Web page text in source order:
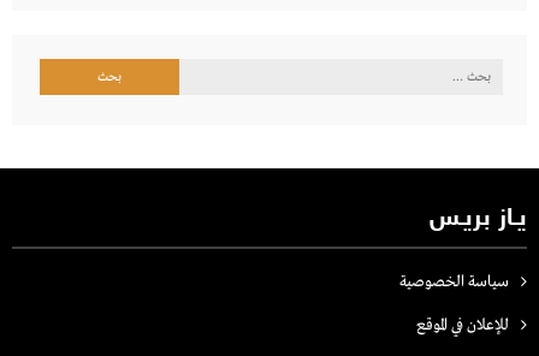
البحث
يـاز بريـس
سياسة الخصوصية
للإعلان في الموقع